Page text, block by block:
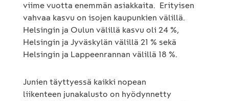
viime vuotta enemmän asiakkaita. Erityisen
vahvaa kasvu on isojen kaupunkien välillä.
Helsingin ja Oulun välillä kasvu oli 24 %,
Helsingin ja Jyväskylän välillä 21 % sekä
Helsingin ja Lappeenrannan välillä 18 %.
Junien täyttyessä kaikki nopean
liikenteen junakalusto on hyödynnetty